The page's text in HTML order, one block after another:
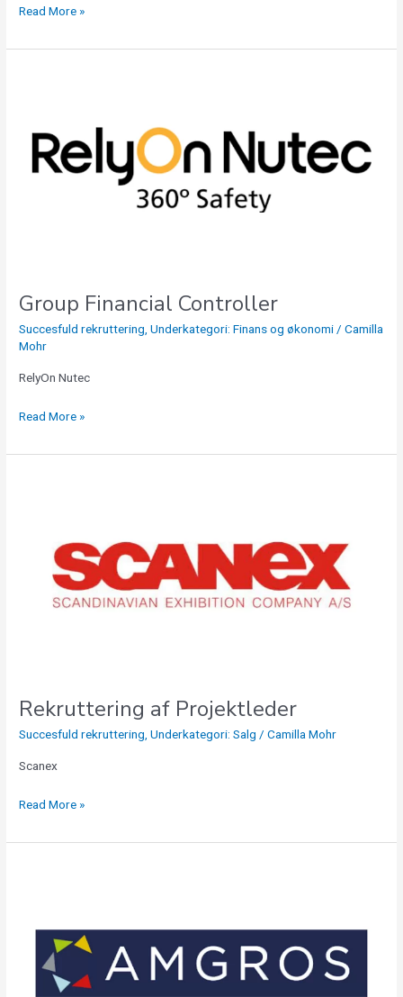
Read More »
Group Financial Controller
Succesfuld rekruttering,Underkategori: Finans og økonomi/Camilla
Mohr
RelyOn Nutec
Read More »
Rekruttering af Projektleder
Succesfuld rekruttering,Underkategori: Salg /Camilla Mohr
Scanex
Read More »